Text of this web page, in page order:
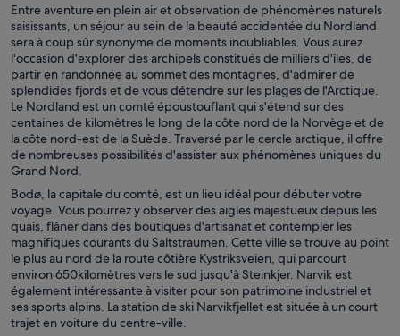
Entre aventure en plein air et observation de phénomènes naturels
saisissants, un séjour au sein de la beauté accidentée du Nordland
sera à coup sûr synonyme de moments inoubliables. Vous aurez
l'occasion d'explorer des archipels constitués de milliers d'îles, de
partir en randonnée au sommet des montagnes, d'admirer de
splendides fjords et de vous détendre sur les plages de l'Arctique.
Le Nordland est un comté époustouflant qui s'étend sur des
centaines de kilomètres le long de la côte nord de la Norvège et de
la côte nord-est de la Suède. Traversé par le cercle arctique, il offre
de nombreuses possibilités d'assister aux phénomènes uniques du
Grand Nord.
Bodø, la capitale du comté, est un lieu idéal pour débuter votre
voyage. Vous pourrez y observer des aigles majestueux depuis les
quais, flâner dans des boutiques d'artisanat et contempler les
magnifiques courants du Saltstraumen. Cette ville se trouve au point
le plus au nord de la route côtière Kystriksveien, qui parcourt
environ 650kilomètres vers le sud jusqu'à Steinkjer. Narvik est
également intéressante à visiter pour son patrimoine industriel et
ses sports alpins. La station de ski Narvikfjellet est située à un court
trajet en voiture du centre-ville.